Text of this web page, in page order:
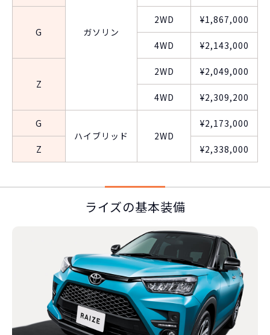
ガソリン
G
2WD ¥1,867,000
4WD ¥2,143,000
Z
2WD ¥2,049,000
4WD ¥2,309,200
G
ハイブリッド
2WD
¥2,173,000
Z ¥2,338,000
ライズの基本装備